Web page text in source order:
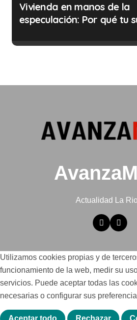
Vivienda en manos de la
especulación: Por qué tu
Actualidad La
Utilizamos cookies propias y de
funcionamiento de la web, medir su
servicios. Puede aceptar todas las
necesarias o configurar sus